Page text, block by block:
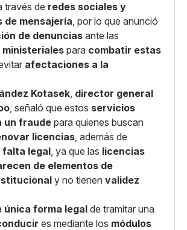
través de redes sociales y
de mensajería, por lo que anunció
de denuncias ante las
para combatir estas
afectaciones a la
Kotasek, director general
, señaló que estos servicios
un fraude para quienes buscan
licencias, además de
falta legal, ya que las licencias
de elementos de
y no tienen validez
única forma legal de tramitar una
es mediante los módulos